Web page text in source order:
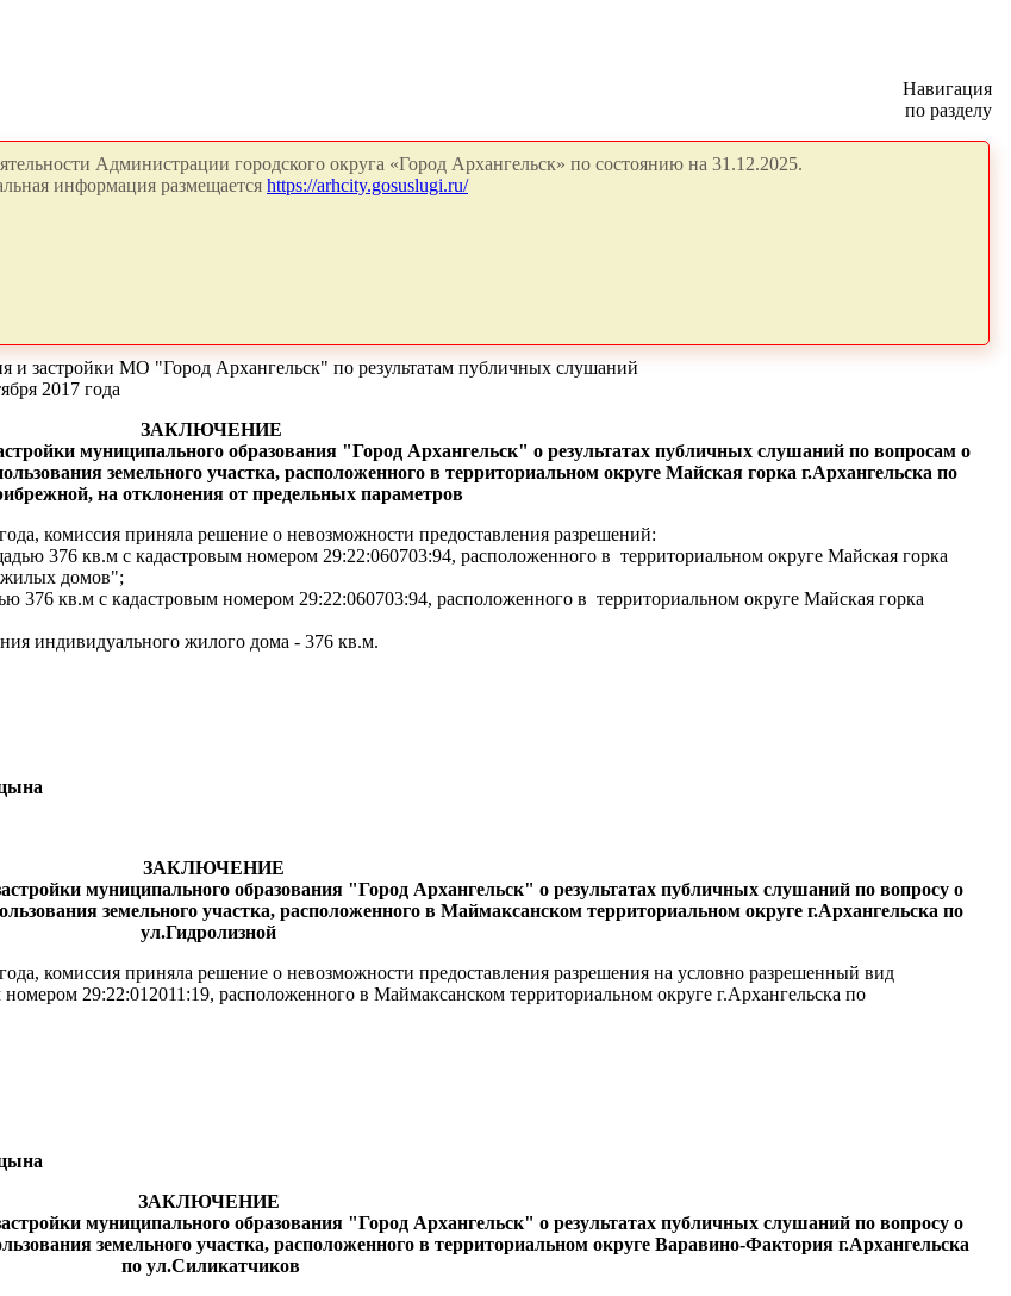
Навигация
по разделу
Администрации городского округа «Город Архангельск» по состоянию на 31.12.2025.
информация размещается https://arhcity.gosuslugi.ru/
и застройки МО "Город Архангельск" по результатам публичных слушаний
2017 года
ЗАКЛЮЧЕНИЕ
муниципального образования "Город Архангельск" о результатах публичных слушаний по вопросам о
земельного участка, расположенного в территориальном округе Майская горка г.Архангельска по
на отклонения от предельных параметров
комиссия приняла решение о невозможности предоставления разрешений:
376 кв.м с кадастровым номером 29:22:060703:94, расположенного в территориальном округе Майская горка
жилых домов";
376 кв.м с кадастровым номером 29:22:060703:94, расположенного в территориальном округе Майская горка
индивидуального жилого дома - 376 кв.м.
ЗАКЛЮЧЕНИЕ
муниципального образования "Город Архангельск" о результатах публичных слушаний по вопросу о
земельного участка, расположенного в Маймаксанском территориальном округе г.Архангельска по
ул.Гидролизной
комиссия приняла решение о невозможности предоставления разрешения на условно разрешенный вид
29:22:012011:19, расположенного в Маймаксанском территориальном округе г.Архангельска по
ЗАКЛЮЧЕНИЕ
муниципального образования "Город Архангельск" о результатах публичных слушаний по вопросу о
земельного участка, расположенного в территориальном округе Варавино-Фактория г.Архангельска
по ул.Силикатчиков